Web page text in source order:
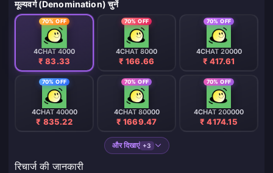
मूल्यवर्ग (Denomination) चुनें
70% OFF
4CHAT 4000
₹ 83.33
70% OFF
4CHAT 8000
₹ 166.66
70% OFF
4CHAT 20000
₹ 417.61
70% OFF
4CHAT 40000
₹ 835.22
70% OFF
4CHAT 80000
₹ 1669.47
70% OFF
4CHAT 200000
₹ 4174.15
और दिखाएं +3
रिचार्ज की जानकारी